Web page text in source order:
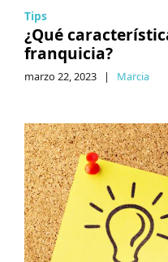
Tips
¿Qué
franquicia?
marzo 22, 2023 | Marcia